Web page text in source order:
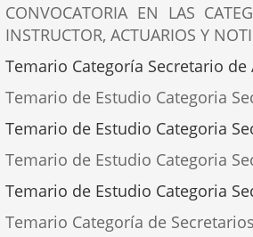
CONVOCATORIA EN LAS
INSTRUCTOR, ACTUARIOS Y
Temario Categoría Secretario
Temario de Estudio Categoria
Temario de Estudio Categoria
Temario de Estudio Categoria
Temario de Estudio Categoria
Temario Categoría de